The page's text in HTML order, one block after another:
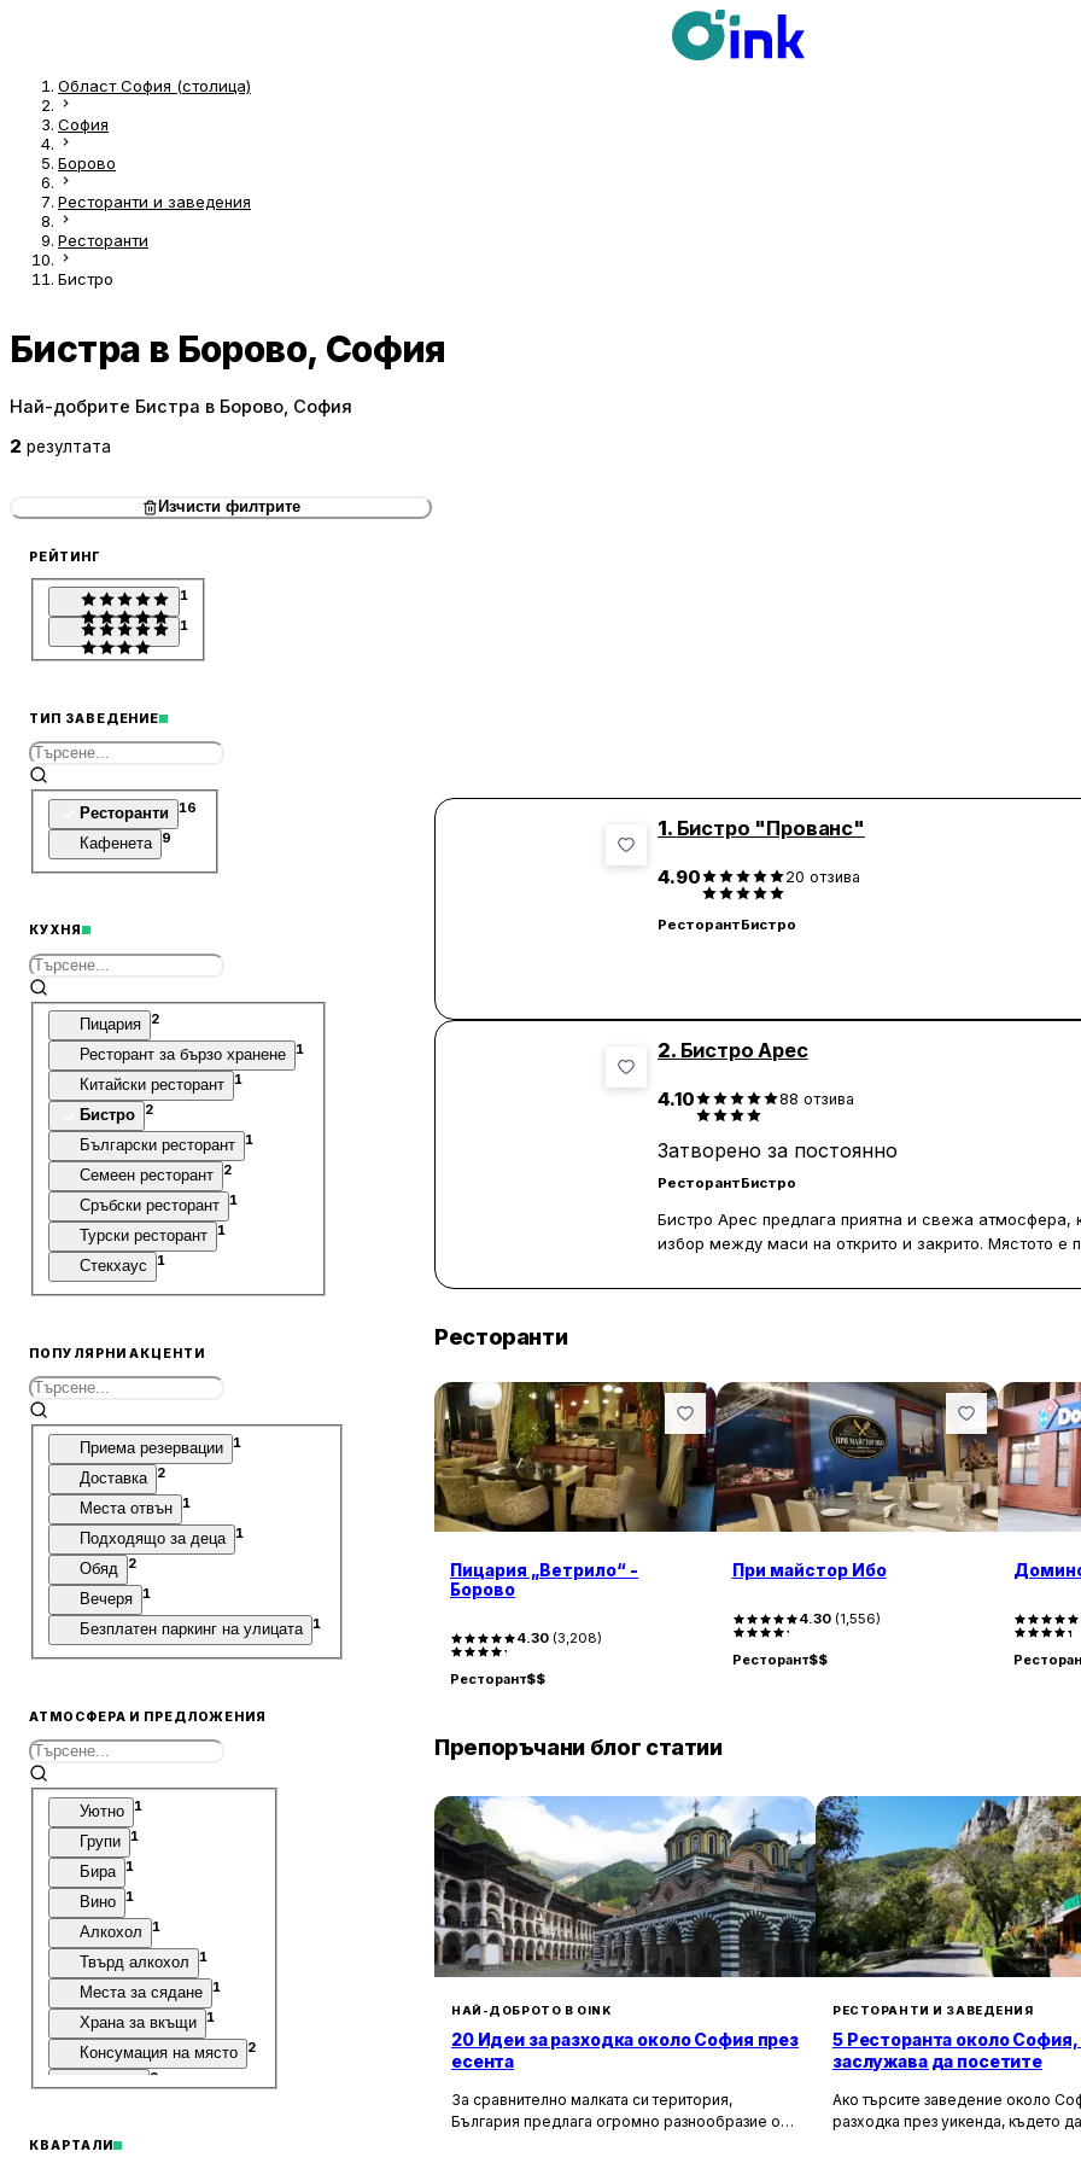
Област София (столица)
София
Борово
Ресторанти и заведения
Ресторанти
Бистро
Бистра в Борово, София
Най-добрите Бистра в Борово, София
2 резултата
Изчисти филтрите
РЕЙТИНГ
1
1
ТИП ЗАВЕДЕНИЕ
Ресторанти 16
Кафенета 9
КУХНЯ
Пицария 2
Ресторант за бързо хранене 1
Китайски ресторант 1
Бистро 2
Български ресторант 1
Семеен ресторант 2
Сръбски ресторант 1
Турски ресторант 1
Стекхаус 1
ПОПУЛЯРНИ АКЦЕНТИ
Приема резервации 1
Доставка 2
Места отвън 1
Подходящо за деца 1
Обяд 2
Вечеря 1
Безплатен паркинг на улицата 1
АТМОСФЕРА И ПРЕДЛОЖЕНИЯ
Уютно 1
Групи 1
Бира 1
Вино 1
Алкохол 1
Твърд алкохол 1
Места за сядане 1
Храна за вкъщи 1
Консумация на място 2
2
Малки порции
КВАРТАЛИ
1. Бистро "Прованс"
4.90 20 отзива
РесторантБистро
2. Бистро Арес
4.10 88 отзива
Затворено за постоянно
РесторантБистро
Бистро Арес предлага приятна и свежа атмосфера,
избор между маси на открито и закрито. Мястото е
изключително вкусна, с разнообразие от
приветлив и създава усещане за грижа и внимание
за предлаганото качество, което се оценява
тях намират цените за малко по-високи, те са
оправдават разходите.
Ресторанти
Пицария „Ветрило“ -
Борово
4.30 (3,208)
Ресторант$$
При майстор Ибо
4.30(1,556)
Ресторант$$
Препоръчани блог статии
НАЙ-ДОБРОТО В OINK
20 Идеи за разходка около София през
есента
За сравнително малката си територия,
България предлага огромно разнообразие от
РЕСТОРАНТИ И ЗАВЕДЕНИЯ
5 Ресторанта около София,
заслужава да посетите
Ако търсите заведение около
разходка през уикенда, където